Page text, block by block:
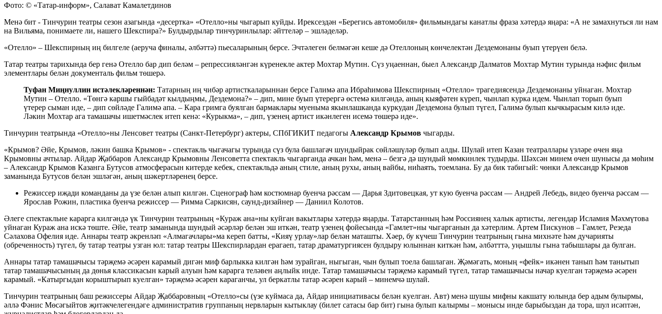
Фото: © «Татар-информ», Салават Камалетдинов
Менә бит - Тинчурин театры сезон азагында «десертка» «Отелло»ны чыгарып куйды. Ирексездән «Берегись автомобиля» фильмындагы канатлы фраза хәтердә яңара: «А не замахнуться ли нам
на Вильяма, понимаете ли, нашего Шекспира?» Булдырдылар тинчуринлылар: әйттеләр – эшләделәр.
«Отелло» – Шекспирның иң билгеле (аеруча финалы, әлбәттә) пьесаларының берсе. Эчтәлеген белмәгән кеше дә Отеллоның көнчелектән Дездемонаны буып үтерүен белә.
Татар театры тарихында бер генә Отелло бар дип беләм – репрессияләнгән күренекле актер Мохтар Мутин. Сүз уңаеннан, быел Александр Далматов Мохтар Мутин турында нәфис фильм
элементлары белән документаль фильм төшерә.
Туфан Миңнуллин истәлекләреннән: Татарның иң чибәр артисткаларыннан берсе Галимә апа Ибраһимова Шекспирның «Отелло» трагедиясендә Дездемонаны уйнаган. Мохтар
Мутин – Отелло. «Төнгә каршы гыйбадәт кылдыңмы, Дездемона?» – дип, мине буып үтерергә өстемә килгәндә, аның кыяфәтен күреп, чынлап курка идем. Чынлап торып буып
үтерер сыман иде, – дип сөйләде Галимә апа. – Кара гримга буялган бармаклары муеныма якынлашканда куркудан Дездемона булып түгел, Галимә булып кычкырасым килә иде.
Ләкин Мохтар ага тамашачы ишетмәслек итеп кенә: «Курыкма», – дип, үзенең артист икәнлеген исемә төшерә иде».
Тинчурин театрында «Отелло»ны Ленсовет театры (Санкт-Петербург) актеры, СПбГИКИТ педагогы Александр Крымов чыгарды.
«Крымов? Әйе, Крымов, ләкин башка Крымов» - спектакль чыгачагы турында сүз була башлагач шундыйрак сөйләшүләр булып алды. Шулай итеп Казан театраллары үзләре өчен яңа
Крымовны ачтылар. Айдар Җаббаров Александр Крымовны Ленсоветта спектакль чыгарганда ачкан һәм, менә – безгә дә шундый мөмкинлек тудырды. Шәхсән минем өчен шунысы да мөһим
– Александр Крымов Казанга Бутусов атмосферасын китерде кебек, спектакльдә аның стиле, аның рухы, аның вайбы, ниһаять, тоемлана. Бу да бик табигый: чөнки Александр Крымов
заманында Бутусов белән эшләгән, аның шәкертләренең берсе.
Режиссер иҗади команданы да үзе белән алып килгән. Сценограф һәм костюмнар буенча рәссам — Дарья Здитовецкая, ут кую буенча рәссам — Андрей Лебедь, видео буенча рәссам —
Ярослав Рожин, пластика буенча режиссер — Римма Саркисян, саунд-дизайнер — Даниил Колотов.
Әлеге спектакльне карарга килгәндә үк Тинчурин театрының «Кураж ана»ны куйган вакытлары хәтердә яңарды. Татарстанның һәм Россиянең халык артисты, легендар Исламия Мәхмүтова
уйнаган Кураж ана искә төште. Әйе, театр заманында шундый әсәрләр белән эш иткән, театр үзенең фойесында «Гамлет»ны чыгарганын да хәтерлим. Артем Пискунов – Гамлет, Резеда
Сәлахова Офелия иде. Аннары театр әкренләп «Алмагачлары»ма кереп батты, «Кияү урлау»лар белән маташты. Хәер, бу күчеш Тинчурин театрының гына михнәте һәм дучарияты
(обреченность) түгел, бу татар театры узган юл: татар театры Шекспирлардан ерагаеп, татар драматургиясен булдыру юлыннан киткән һәм, әлбәтттә, уңышлы гына табышлары да булган.
Аннары татар тамашачысы тәрҗемә әсәрен карамый дигән миф барлыкка килгән һәм зурайган, ныгыган, чын булып тоела башлаган. Җәмәгать, моның «фейк» икәнен танып һәм танытып
татар тамашачысының да дөнья классикасын карый алуын һәм карарга теләвен аңлыйк инде. Татар тамашачысы тәрҗемә карамый түгел, татар тамашачысы начар куелган тәрҗемә әсәрен
карамый. «Катыргыдан корыштырып куелган» тәрҗемә әсәрен караганчы, ул беркатлы татар әсәрен карый – минемчә шулай.
Тинчурин театрының баш режиссеры Айдар Җаббаровның «Отелло»сы (үзе куймаса да, Айдар инициативасы белән куелган. Авт) менә шушы мифны какшату юлында бер адым булырмы,
әллә Фәнис Мөсәгыйтов җитәкчелегендәге административ группаның нервларын кытыклау (билет сатасы бар бит) гына булып калырмы – монысы инде барыбыздан да тора, шул исәптән,